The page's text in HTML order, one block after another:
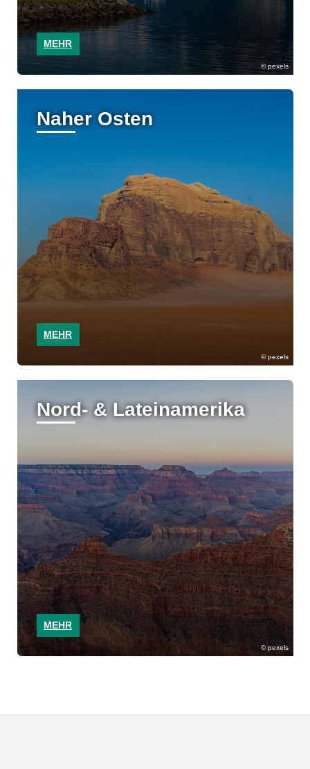
pexels
MEHR
pexels
Naher Osten
MEHR
pexels
Nord- & Lateinamerika
MEHR